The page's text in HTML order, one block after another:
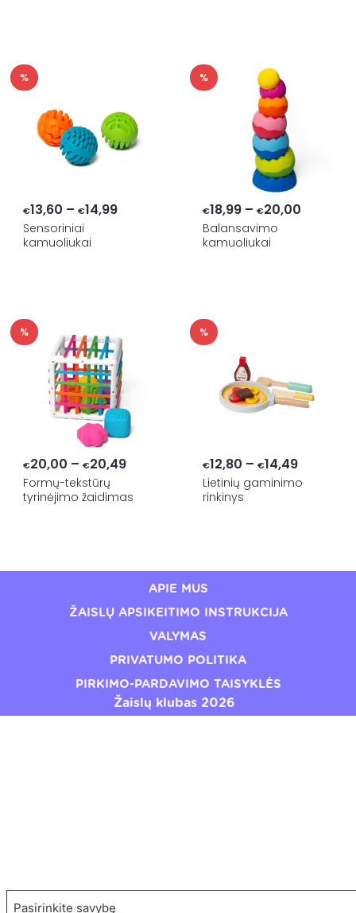
%
€13,60 – €14,99Price
Sensoriniai
kamuoliukai
%
€18,99 – €20,00Price
Balansavimo
kamuoliukai
%
€20,00 – €20,49Price
€20,00
Formų-tekstūrų
tyrinėjimo žaidimas
%
€12,80 – €14,49Price
range:
Lietinių gaminimo
rinkinys
APIE MUS
ŽAISLŲ APSIKEITIMO INSTRUKCIJA
VALYMAS
PRIVATUMO POLITIKA
PIRKIMO-PARDAVIMO TAISYKLĖS
Žaislų klubas 2026